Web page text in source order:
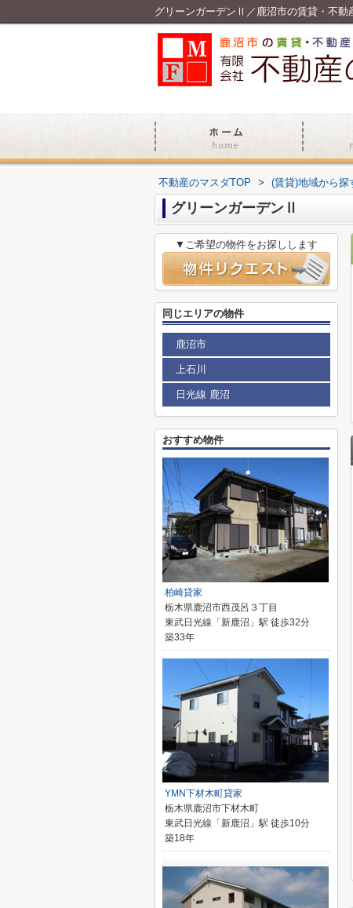
グリーンガーデンⅡ／鹿沼市の賃貸・不動
不動産のマスダTOP > (賃貸)地域から探
グリーンガーデンⅡ
▼ご希望の物件をお探しします
同じエリアの物件
鹿沼市
上石川
日光線 鹿沼
おすすめ物件
柏崎貸家
栃木県鹿沼市西茂呂３丁目
東武日光線「新鹿沼」駅 徒歩32分
築33年
YMN下材木町貸家
栃木県鹿沼市下材木町
東武日光線「新鹿沼」駅 徒歩10分
築18年